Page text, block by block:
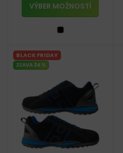
VÝBER MOŽNOSTÍ
BLACK FRIDAY
ZĽAVA 34%